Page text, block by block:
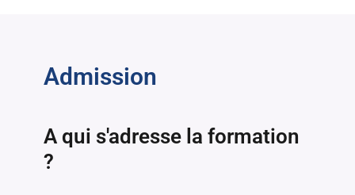
Admission
A qui s'adresse la formation
?